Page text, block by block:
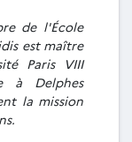
de l'École
est maître
Paris VIII
à Delphes
la mission